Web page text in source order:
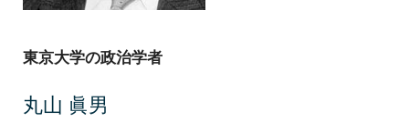
東京大学の政治学者
丸山 眞男